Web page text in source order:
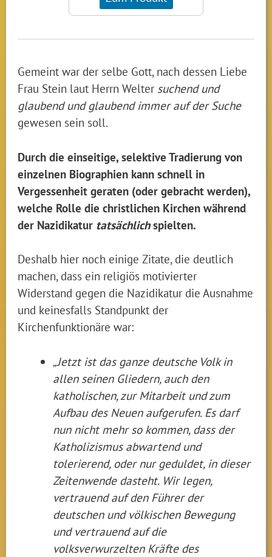
Gemeint war der selbe Gott, nach dessen Liebe
Frau Stein laut Herrn Welter suchend und
glaubend und glaubend immer auf der Suche
gewesen sein soll.
Durch die einseitige, selektive Tradierung von
einzelnen Biographien kann schnell in
Vergessenheit geraten (oder gebracht werden),
welche Rolle die christlichen Kirchen während
der Nazidikatur tatsächlichspielten.
Deshalb hier noch einige Zitate, die deutlich
machen, dass ein religiös motivierter
Widerstand gegen die Nazidikatur die Ausnahme
und keinesfalls Standpunkt der
Kirchenfunktionäre war:
„Jetzt ist das ganze deutsche Volk in
allen seinen Gliedern, auch den
katholischen, zur Mitarbeit und zum
Aufbau des Neuen aufgerufen. Es darf
nun nicht mehr so kommen, dass der
Katholizismus abwartend und
tolerierend, oder nur geduldet, in dieser
Zeitenwende dasteht. Wir legen,
vertrauend auf den Führer der
deutschen und völkischen Bewegung
und vertrauend auf die
volksverwurzelten Kräfte des